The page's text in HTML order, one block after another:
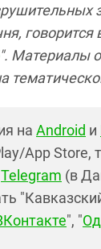
говорится
". Материалы
на Android и
App Store,
Telegram (в
", "